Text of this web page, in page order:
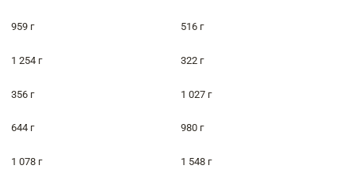
959 г 516 г
1 254 г 322 г
356 г 1 027 г
644 г 980 г
1 078 г 1 548 г